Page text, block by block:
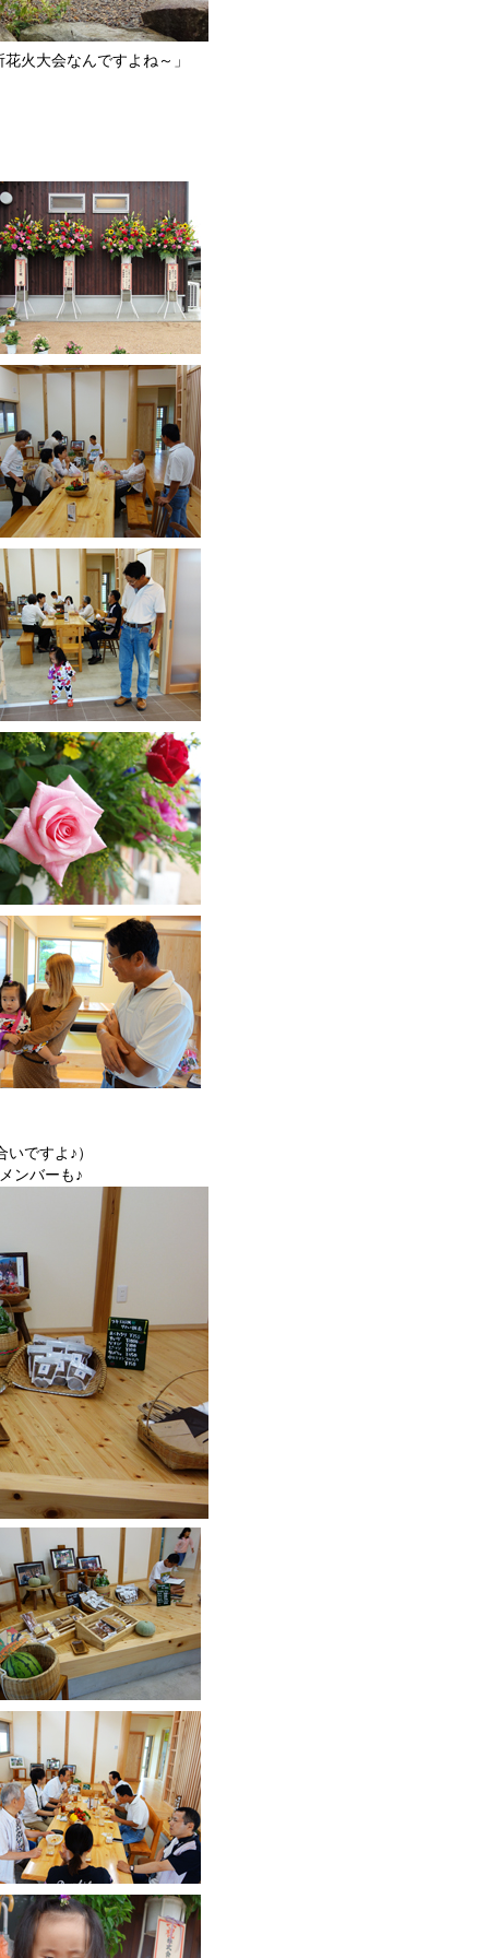
火大会なんですよね～」
ですよ♪）
ンバーも♪